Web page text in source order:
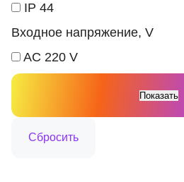
IP 44
Входное напряжение, V
AC 220 V